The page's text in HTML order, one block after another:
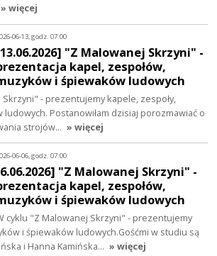
» więcej
06-13, godz. 07:00
"Z Malowanej Skrzyni" -
kapel, zespołów,
i śpiewaków ludowych
- prezentujemy kapele, zespoły,
Postanowiłam dzisiaj porozmawiać o
strojów… » więcej
06-06, godz. 07:00
"Z Malowanej Skrzyni" -
kapel, zespołów,
i śpiewaków ludowych
cyklu "Z Malowanej Skrzyni" - prezentujemy
i śpiewaków ludowych.Gośćmi w studiu są
i Hanna Kamińska… » więcej